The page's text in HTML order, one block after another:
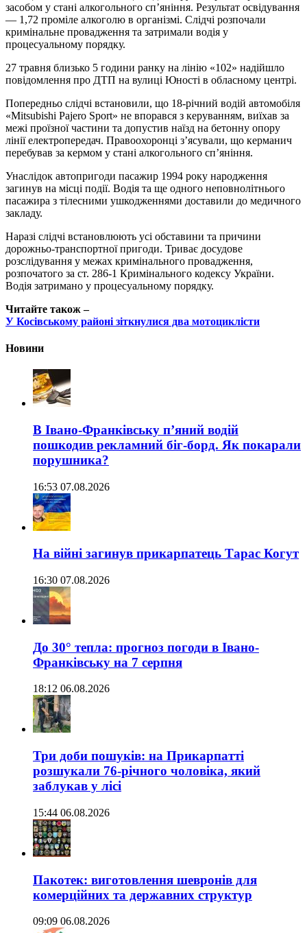
засобом у стані алкогольного сп’яніння. Результат освідування
— 1,72 проміле алкоголю в організмі. Слідчі розпочали
кримінальне провадження та затримали водія у
процесуальному порядку.
27 травня близько 5 години ранку на лінію «102» надійшло
повідомлення про ДТП на вулиці Юності в обласному центрі.
Попередньо слідчі встановили, що 18-річний водій автомобіля
«Mitsubishi Pajero Sport» не впорався з керуванням, виїхав за
межі проїзної частини та допустив наїзд на бетонну опору
лінії електропередач. Правоохоронці з’ясували, що керманич
перебував за кермом у стані алкогольного сп’яніння.
Унаслідок автопригоди пасажир 1994 року народження
загинув на місці події. Водія та ще одного неповнолітнього
пасажира з тілесними ушкодженнями доставили до медичного
закладу.
Наразі слідчі встановлюють усі обставини та причини
дорожньо-транспортної пригоди. Триває досудове
розслідування у межах кримінального провадження,
розпочатого за ст. 286-1 Кримінального кодексу України.
Водія затримано у процесуальному порядку.
Читайте також –
У Косівському районі зіткнулися два мотоциклісти
Новини
В Івано-Франківську п’яний водій
пошкодив рекламний біг-борд. Як покарали
порушника?
16:53 07.08.2026
На війні загинув прикарпатець Тарас Когут
16:30 07.08.2026
До 30° тепла: прогноз погоди в Івано-
Франківську на 7 серпня
18:12 06.08.2026
Три доби пошуків: на Прикарпатті
розшукали 76-річного чоловіка, який
заблукав у лісі
15:44 06.08.2026
Пакотек: виготовлення шевронів для
комерційних та державних структур
09:09 06.08.2026